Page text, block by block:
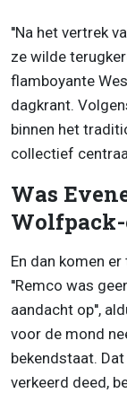
''Na het vertrek
ze wilde
flamboyante
dagkrant.
binnen het
collectief
Was
En dan komen
''Remco was
aandacht op'',
voor de mond
bekendstaat.
verkeerd deed,